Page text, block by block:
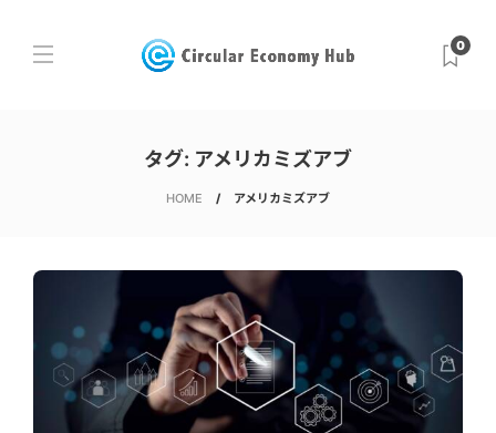
0
タグ: アメリカミズアブ
HOME アメリカミズアブ